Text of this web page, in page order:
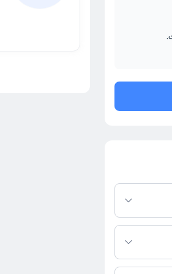
دکترتو باشند،
بودن پروفایل
پزشکی و